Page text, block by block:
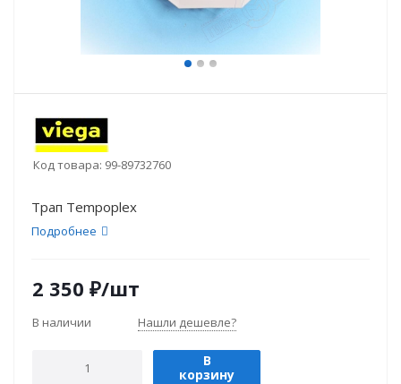
Код товара: 99-89732760
Трап Tempoplex
Подробнее
2 350 ₽/шт
В наличии Нашли дешевле?
В
корзину